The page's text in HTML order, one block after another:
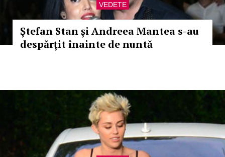
VEDETE
Ștefan Stan și Andreea Mantea s-au
despărțit înainte de nuntă